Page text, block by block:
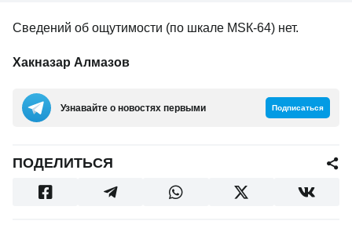
Сведений об ощутимости (по шкале МSК-64) нет.
Хакназар Алмазов
Узнавайте о новостях первыми Подписаться
ПОДЕЛИТЬСЯ